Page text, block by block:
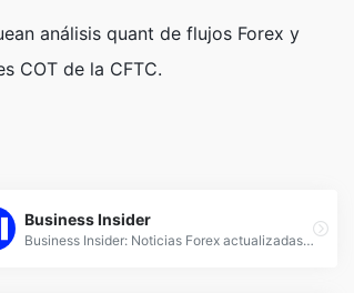
análisis quant de flujos Forex y
COT de la CFTC.
Business Insider
Business Insider: Noticias Forex actualizadas, análisis de mercados y tendencias financieras para traders e inversores profesionales.